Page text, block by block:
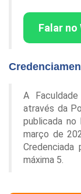
Falar no
A
através da
publicada no
março de
máxima 5.